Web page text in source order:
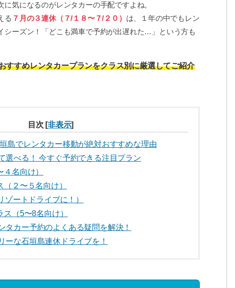
気になるのがレンタカーの手配ですよね。
る ７月の３連休（７/１８〜７/２０） は、１年の中でもレン
シーズン！「どこも満車で予約が出遅れた…」という方も
すすめレンタカープランをクラス別に厳選してご紹介
目次 [非表示]
島でレンタカー移動が絶対おすすめな理由
選べる！ 今すぐ予約できる注目プラン
名向け）
２〜５名向け）
ートドライブに！）
（5〜8名向け）
カー予約のよくある疑問を解決！
な石垣島連休ドライブを！